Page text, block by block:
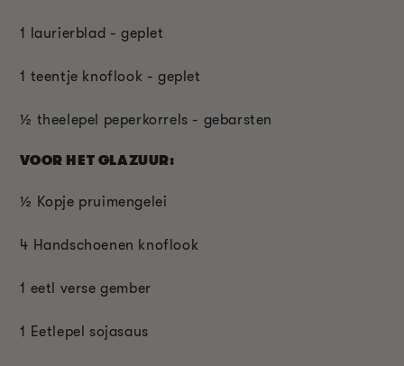
1 laurierblad - geplet
1 teentje knoflook - geplet
½ theelepel peperkorrels - gebarsten
VOOR HET GLAZUUR:
½ Kopje pruimengelei
4 Handschoenen knoflook
1 eetl verse gember
1 Eetlepel sojasaus